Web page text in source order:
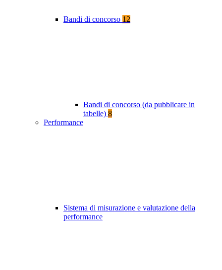
Bandi di concorso 12
Bandi di concorso (da pubblicare in
tabelle) 8
Performance
Sistema di misurazione e valutazione della
performance